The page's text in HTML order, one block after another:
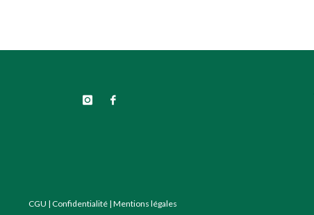
CGU | Confidentialité | Mentions légales